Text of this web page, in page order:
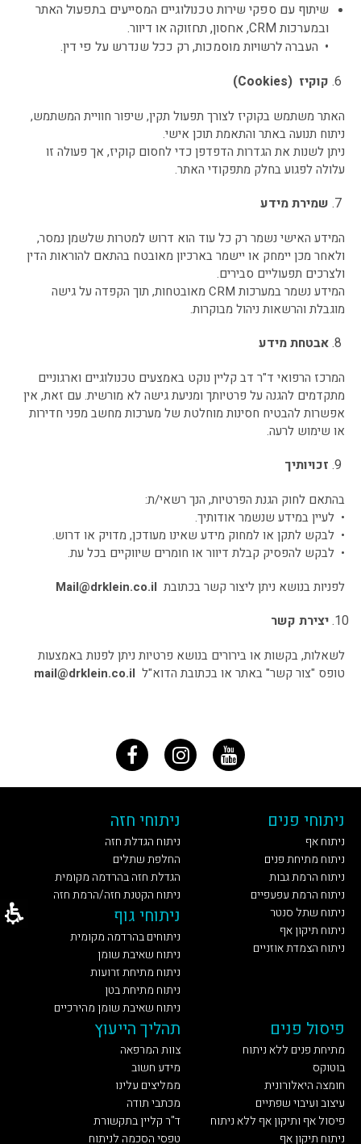
שיתוף עם ספקי שירות טכנולוגיים המסייעים בתפעול האתר
ובמערכות CRM, אחסון, תחזוקה או דיוור.
• העברה לרשויות מוסמכות, רק ככל שנדרש על פי דין.
קוקיז (Cookies)
האתר משתמש בקוקיז לצורך תפעול תקין, שיפור חוויית המשתמש,
ניתוח תנועה באתר והתאמת תוכן אישי.
ניתן לשנות את הגדרות הדפדפן כדי לחסום קוקיז, אך פעולה זו
עלולה לפגוע בחלק מתפקודי האתר.
שמירת מידע
המידע האישי נשמר רק כל עוד הוא דרוש למטרות שלשמן נמסר,
ולאחר מכן יימחק או יישמר בארכיון מאובטח בהתאם להוראות הדין
ולצרכים תפעוליים סבירים.
המידע נשמר במערכות CRM מאובטחות, תוך הקפדה על גישה
מוגבלת והרשאות ניהול מבוקרות.
אבטחת מידע
המרכז הרפואי ד"ר דב קליין נוקט באמצעים טכנולוגיים וארגוניים
מתקדמים להגנה על פרטיותך ומניעת גישה לא מורשית. עם זאת, אין
אפשרות להבטיח חסינות מוחלטת של מערכות מחשב מפני חדירות
או שימוש לרעה.
זכויותיך
בהתאם לחוק הגנת הפרטיות, הנך רשאי/ת:
• לעיין במידע שנשמר אודותיך.
• לבקש לתקן או למחוק מידע שאינו מעודכן, מדויק או דרוש.
• לבקש להפסיק קבלת דיוור או חומרים שיווקיים בכל עת.
לפניות בנושא ניתן ליצור קשר בכתובת Mail@drklein.co.il
יצירת קשר
לשאלות, בקשות או בירורים בנושא פרטיות ניתן לפנות באמצעות
טופס "צור קשר" באתר או בכתובת הדוא"ל mail@drklein.co.il
ניתוחי פנים
ניתוח אף
ניתוח מתיחת פנים
ניתוח הרמת גבות
ניתוח הרמת עפעפיים
ניתוח שתל סנטר
ניתוח תיקון אף
ניתוח הצמדת אוזניים
ניתוחי חזה
ניתוח הגדלת חזה
החלפת שתלים
הגדלת חזה בהרדמה מקומית
ניתוח הקטנת חזה/הרמת חזה
ניתוחי גוף
ניתוחים בהרדמה מקומית
ניתוח שאיבת שומן
ניתוח מתיחת זרועות
ניתוח מתיחת בטן
ניתוח שאיבת שומן מהירכיים
פיסול פנים
מתיחת פנים ללא ניתוח
בוטוקס
חומצה היאלורונית
עיצוב ועיבוי שפתיים
פיסול אף ותיקון אף ללא ניתוח
ניתוח תיקון אף
תהליך הייעוץ
צוות המרפאה
מידע חשוב
ממליצים עלינו
מכתבי תודה
ד"ר קליין בתקשורת
טפסי הסכמה לניתוח